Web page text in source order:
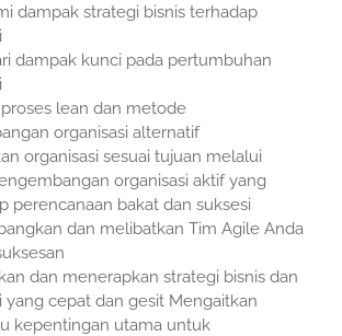
dampak strategi bisnis terhadap
dampak kunci pada pertumbuhan
lean dan metode
organisasi alternatif
organisasi sesuai tujuan melalui
organisasi aktif yang
perencanaan bakat dan suksesi
dan melibatkan Tim Agile Anda
dan menerapkan strategi bisnis dan
yang cepat dan gesit Mengaitkan
kepentingan utama untuk